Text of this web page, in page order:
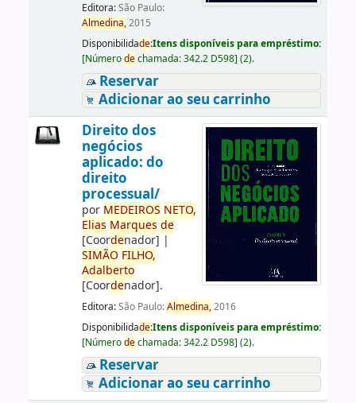
Editora:São Paulo:
Almedina,2015
Disponibilidade:Itens disponíveis para empréstimo:
[Númerodechamada:342.2 D598] (2).
Reservar
Adicionar ao seu carrinho
Direito dos
negócios
aplicado: do
direito
processual/
por MEDEIROS NETO,
Elias Marques de
[Coordenador] |
SIMÃO FILHO,
Adalberto
[Coordenador].
Editora:São Paulo:Almedina,2016
Disponibilidade:Itens disponíveis para empréstimo:
[Númerodechamada:342.2 D598] (2).
Reservar
Adicionar ao seu carrinho